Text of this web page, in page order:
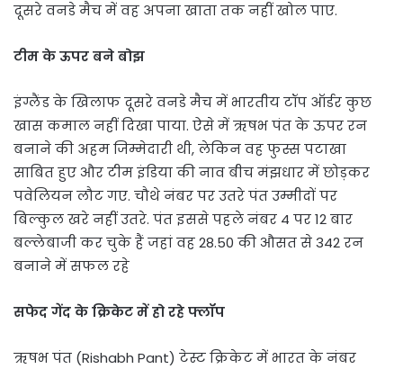
दूसरे वनडे मैच में वह अपना खाता तक नहीं खोल पाए.
टीम के ऊपर बने बोझ
इंग्लैंड के खिलाफ दूसरे वनडे मैच में भारतीय टॉप ऑर्डर कुछ
खास कमाल नहीं दिखा पाया. ऐसे में ऋषभ पंत के ऊपर रन
बनाने की अहम जिम्मेदारी थी, लेकिन वह फुस्स पटाखा
साबित हुए और टीम इंडिया की नाव बीच मंझधार में छोड़कर
पवेलियन लौट गए. चौथे नंबर पर उतरे पंत उम्मीदों पर
बिल्कुल खरे नहीं उतरे. पंत इससे पहले नंबर 4 पर 12 बार
बल्लेबाजी कर चुके हैं जहां वह 28.50 की औसत से 342 रन
बनाने में सफल रहे
सफेद गेंद के क्रिकेट में हो रहे फ्लॉप
ऋषभ पंत (Rishabh Pant) टेस्ट क्रिकेट में भारत के नंबर